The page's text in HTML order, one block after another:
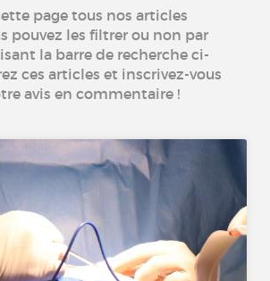
page tous nos articles
pouvez les filtrer ou non par
la barre de recherche ci-
ces articles et inscrivez-vous
avis en commentaire !